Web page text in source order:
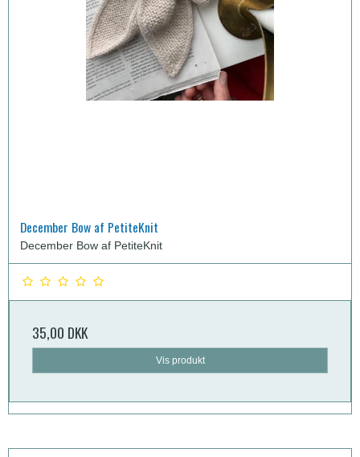
December Bow af PetiteKnit
December Bow af PetiteKnit
35,00 DKK
Vis produkt